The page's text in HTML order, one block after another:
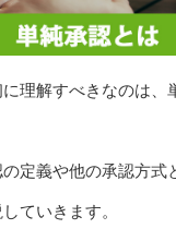
理解すべきなのは、
定義や他の承認方式
ていきます。